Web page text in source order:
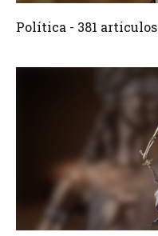
Política - 381 articulos
Crear